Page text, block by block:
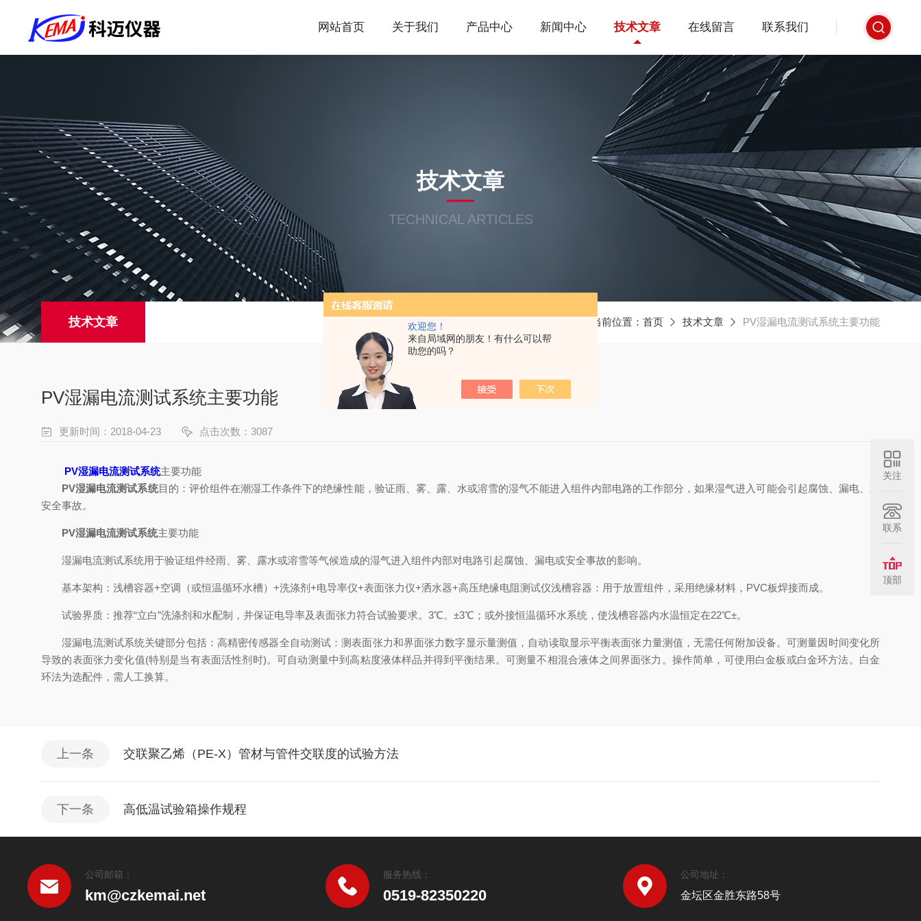
欢迎您！
来自局域网的朋友！有什么可以帮
助您的吗？
网站首页 关于我们 产品中心 新闻中心 技术文章 在线留言 联系我们
技术文章
TECHNICAL ARTICLES
技术文章 当前位置： 首页 技术文章 PV湿漏电流测试系统主要功能
PV湿漏电流测试系统主要功能
更新时间：2018-04-23 点击次数：3087
PV湿漏电流测试系统主要功能
PV湿漏电流测试系统目的：评价组件在潮湿工作条件下的绝缘性能，验证雨、雾、露、水或溶雪的湿气不能进入组件内部电路的工作部分，如果湿气进入可能会引起腐蚀、漏电、或
安全事故。
PV湿漏电流测试系统主要功能
湿漏电流测试系统用于验证组件经雨、雾、露水或溶雪等气候造成的湿气进入组件内部对电路引起腐蚀、漏电或安全事故的影响。
基本架构：浅槽容器+空调（或恒温循环水槽）+洗涤剂+电导率仪+表面张力仪+洒水器+高压绝缘电阻测试仪浅槽容器：用于放置组件，采用绝缘材料，PVC板焊接而成。
试验界质：推荐“立白”洗涤剂和水配制，并保证电导率及表面张力符合试验要求。3℃。±3℃；或外接恒温循环水系统，使浅槽容器内水温恒定在22℃±。
湿漏电流测试系统关键部分包括：高精密传感器全自动测试：测表面张力和界面张力数字显示量测值，自动读取显示平衡表面张力量测值，无需任何附加设备。可测量因时间变化所
导致的表面张力变化值(特别是当有表面活性剂时)。可自动测量中到高粘度液体样品并得到平衡结果。可测量不相混合液体之间界面张力。操作简单，可使用白金板或白金环方法。白金
环法为选配件，需人工换算。
上一条 交联聚乙烯（PE-X）管材与管件交联度的试验方法
下一条 高低温试验箱操作规程
公司邮箱：
km@czkemai.net
服务热线：
0519-82350220
公司地址：
金坛区金胜东路58号
关注
联系
顶部